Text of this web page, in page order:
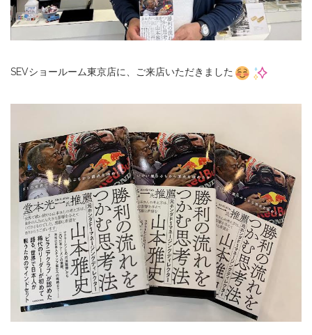
SEVショールーム東京店に、ご来店いただきました